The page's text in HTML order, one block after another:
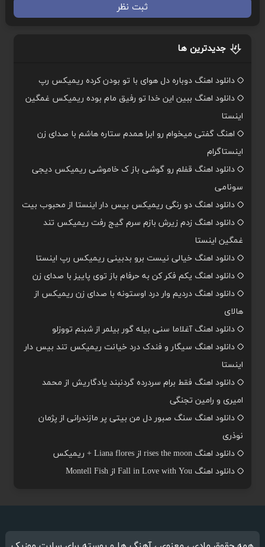
ثبت نظر
جدیدترین ها
دانلود اهنگ دوباره دل هوای با تو بودن کرده ریمیکس رپ
دانلود اهنگ ببین این خدا تو رفیق مام بوده ریمیکس غمگین
اینستا
اهنگ گفتی میخوام رو ابرا همدم ستاره هاشم با صدای زن
اینستاگرام
دانلود اهنگ قفلم رو گوشی باز ک خاموشی ریمیکس دیجی
سونامی
دانلود اهنگ دو رنگی ریمیکس بیس دار اینستا از محبوب بیت
دانلود اهنگ زدم زیرش بازم سرم گیج رفت ریمیکس تند
غمگین اینستا
دانلود اهنگ خیالی نیست برو بدبینی ریمیکس رپ اینستا
دانلود اهنگ یکم فکر کن به حرفام باز توی پاییز با صدای زن
دانلود اهنگ دردیم وار درد اوستونه با صدای زن ریمیکس از
هالای
دانلود اهنگ آغلاما سنی بیله گور بیلمر از شبنم تووزلو
دانلود اهنگ سیگار و فندک درد خیانت ریمیکس تند بیس دار
اینستا
دانلود اهنگ فقط برام سردرده گردنبند یادگاریش از محمد
امیری و رامین تجنگی
دانلود اهنگ سنگ صبور دل من بیتی پر مازندرانی از پژمان
نوذری
دانلود اهنگ rises the moon از Liana flores + ریمیکس
دانلود اهنگ Fall in Love with You از Montell Fish